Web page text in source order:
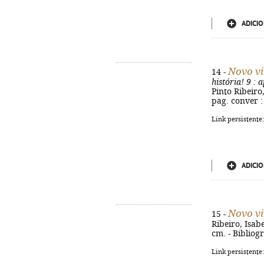
14 - Novo
história! 9 :
Pinto
pag. conver :
Link
15 - Novo
Ribeiro,
cm. -
Link